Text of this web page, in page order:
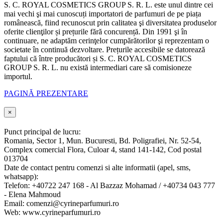
S. C. ROYAL COSMETICS GROUP S. R. L. este unul dintre cei
mai vechi şi mai cunoscuți importatori de parfumuri de pe piața
românească, fiind recunoscut prin calitatea şi diversitatea produselor
oferite clienţilor și prețurile fără concurență. Din 1991 şi în
continuare, ne adaptăm cerinţelor cumpărătorilor şi reprezentam o
societate în continuă dezvoltare. Prețurile accesibile se datorează
faptului că între producători și S. C. ROYAL COSMETICS
GROUP S. R. L. nu există intermediari care să comisioneze
importul.
PAGINĂ PREZENTARE
Close
product
view
×
Punct principal de lucru:
Romania, Sector 1, Mun. Bucuresti, Bd. Poligrafiei, Nr. 52-54,
Complex comercial Flora, Culoar 4, stand 141-142, Cod postal
013704
Date de contact pentru comenzi si alte informatii (apel, sms,
whatsapp):
Telefon: +40722 247 168 - Al Bazzaz Mohamad / +40734 043 777
- Elena Mahmoud
Email: comenzi@cyrineparfumuri.ro
Web: www.cyrineparfumuri.ro